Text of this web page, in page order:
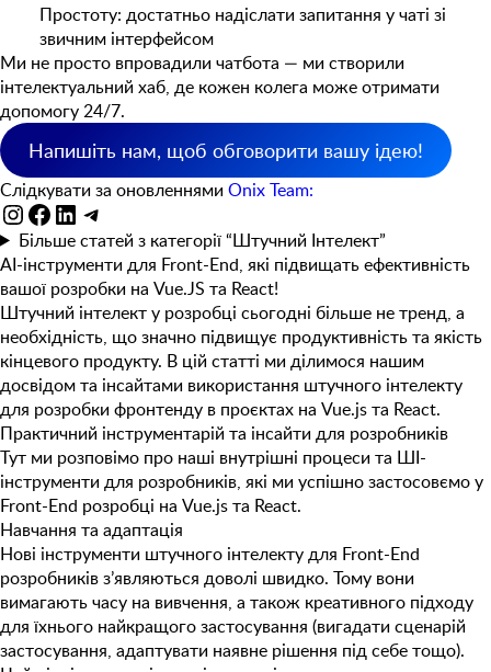
Простоту: достатньо надіслати запитання у чаті зі
звичним інтерфейсом
Ми не просто впровадили чатбота — ми створили
інтелектуальний хаб, де кожен колега може отримати
допомогу 24/7.
Напишіть нам, щоб обговорити вашу ідею!
Слідкувати за оновленнями Onix Team:
Instagram
Facebook
LinkedIn
Telegram
Більше статей з категорії “Штучний Інтелект”
AI-інструменти для Front-End, які підвищать ефективність
вашої розробки на Vue.JS та React!
Штучний інтелект у розробці сьогодні більше не тренд, а
необхідність, що значно підвищує продуктивність та якість
кінцевого продукту. В цій статті ми ділимося нашим
досвідом та інсайтами використання штучного інтелекту
для розробки фронтенду в проєктах на Vue.js та React.
Практичний інструментарій та інсайти для розробників
Тут ми розповімо про наші внутрішні процеси та ШІ-
інструменти для розробників, які ми успішно застосовємо у
Front-End розробці на Vue.js та React.
Навчання та адаптація
Нові інструменти штучного інтелекту для Front-End
розробників з’являються доволі швидко. Тому вони
вимагаютьчасу на вивчення, а також креативного підходу
для їхнього найкращого застосування (вигадати сценарій
застосування, адаптувати наявне рішення під себе тощо).